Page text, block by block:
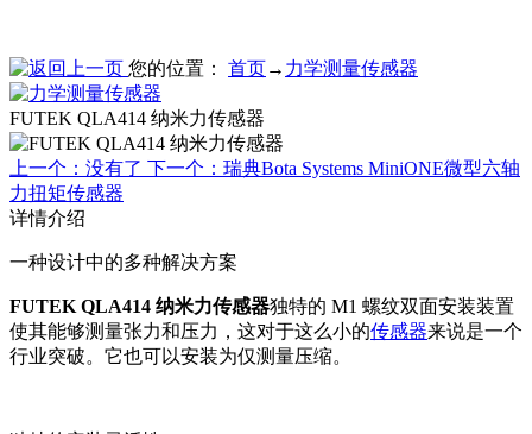
您的位置： 首页→ 力学测量传感器
FUTEK QLA414 纳米力传感器
上一个：没有了 下一个：瑞典Bota Systems MiniONE微型六轴
力扭矩传感器
详情介绍
一种设计中的多种解决方案
FUTEK QLA414 纳米力传感器独特的 M1 螺纹双面安装装置
使其能够测量张力和压力，这对于这么小的传感器来说是一个
行业突破。它也可以安装为仅测量压缩。